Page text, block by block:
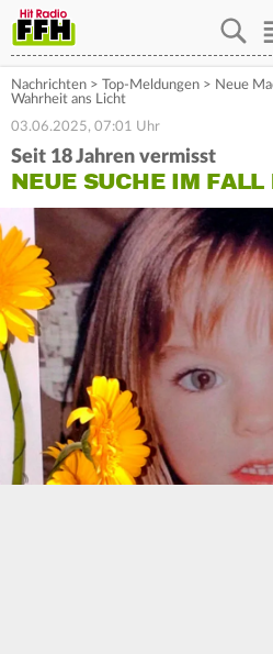
Nachrichten > Top-Meldungen > Neue
Wahrheit ans Licht
03.06.2025, 07:01 Uhr
Seit 18 Jahren vermisst
NEUE SUCHE IM FALL